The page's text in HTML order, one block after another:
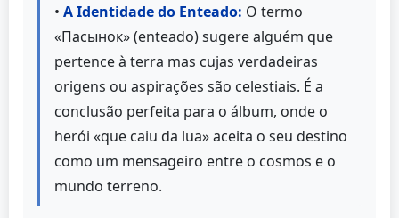
• A Identidade do Enteado: O termo
«Пасынок» (enteado) sugere alguém que
pertence à terra mas cujas verdadeiras
origens ou aspirações são celestiais. É a
conclusão perfeita para o álbum, onde o
herói «que caiu da lua» aceita o seu destino
como um mensageiro entre o cosmos e o
mundo terreno.